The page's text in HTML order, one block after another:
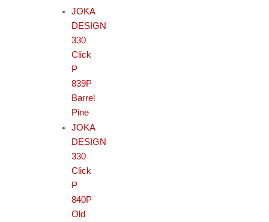
JOKA
DESIGN
330
Click
P
839P
Barrel
Pine
JOKA
DESIGN
330
Click
P
840P
Old